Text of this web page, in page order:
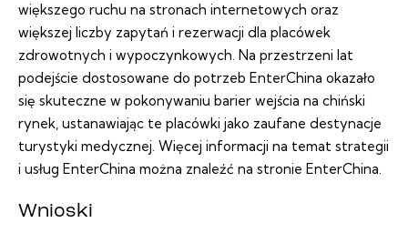
większego ruchu na stronach internetowych oraz
większej liczby zapytań i rezerwacji dla placówek
zdrowotnych i wypoczynkowych. Na przestrzeni lat
podejście dostosowane do potrzeb EnterChina okazało
się skuteczne w pokonywaniu barier wejścia na chiński
rynek, ustanawiając te placówki jako zaufane destynacje
turystyki medycznej. Więcej informacji na temat strategii
i usług EnterChina można znaleźć na stronie EnterChina.
Wnioski